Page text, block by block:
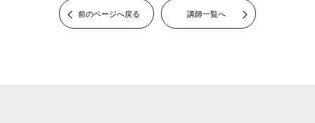
前のページへ戻る 講師一覧へ